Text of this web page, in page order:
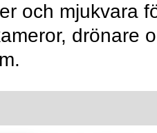
och mjukvara
drönare